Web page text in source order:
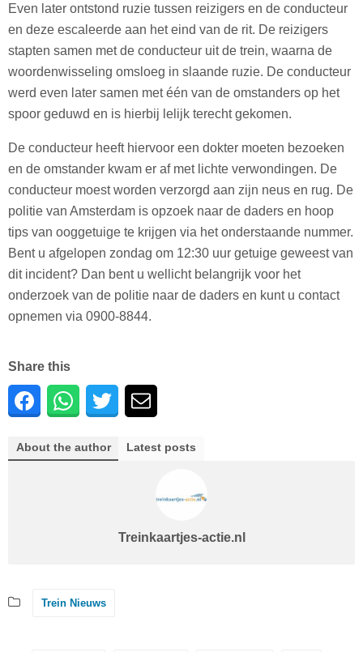
Even later ontstond ruzie tussen reizigers en de conducteur
en deze escaleerde aan het eind van de rit. De reizigers
stapten samen met de conducteur uit de trein, waarna de
woordenwisseling omsloeg in slaande ruzie. De conducteur
werd even later samen met één van de omstanders op het
spoor geduwd en is hierbij lelijk terecht gekomen.
De conducteur heeft hiervoor een dokter moeten bezoeken
en de omstander kwam er af met lichte verwondingen. De
conducteur moest worden verzorgd aan zijn neus en rug. De
politie van Amsterdam is opzoek naar de daders en hoop
tips van ooggetuige te krijgen via het onderstaande nummer.
Bent u afgelopen zondag om 12:30 uur getuige geweest van
dit incident? Dan bent u wellicht belangrijk voor het
onderzoek van de politie naar de daders en kunt u contact
opnemen via 0900-8844.
Share this
About the author Latest posts
Treinkaartjes-actie.nl
Trein Nieuws